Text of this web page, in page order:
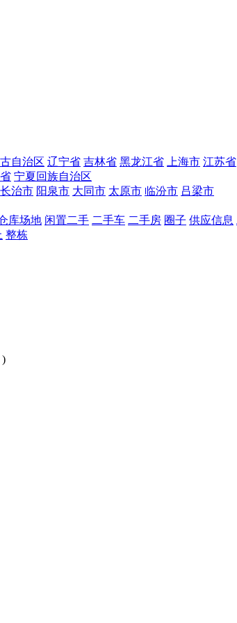
自治区 辽宁省 吉林省 黑龙江省 上海市 江苏省
宁夏回族自治区
长治市 阳泉市 大同市 太原市 临汾市 吕梁市
库场地 闲置二手 二手车 二手房 圈子 供应信息
整栋
)